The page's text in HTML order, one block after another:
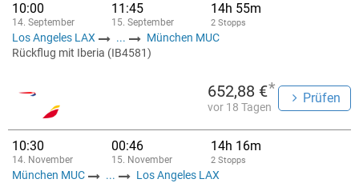
10:00
14. September
11:45
15. September
14h 55m
2 Stopps
Los Angeles LAX ...
München MUC
Rückflug mit Iberia (IB4581)
652,88 €*
vor 18 Tagen
Prüfen
10:30
14. November
00:46
15. November
14h 16m
2 Stopps
München MUC ...
Los Angeles LAX